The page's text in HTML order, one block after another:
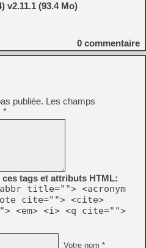
v2.11.1 (93.4 Mo)
0 commentaire
publiée. Les champs
*
tags et attributs HTML:
title=""> <acronym
cite=""> <cite>
<em> <i> <q cite="">
Votre nom *